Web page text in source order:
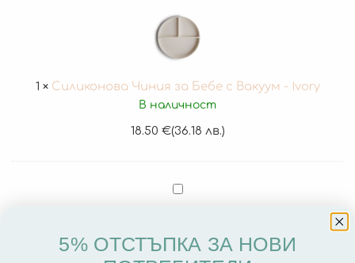
Бебе
с
Вакуум
-
1 × Силиконова Чиния за Бебе с Вакуум - Ivory
В наличност
18.50 €(36.18 лв.)
Силиконова
Бебе
5% ОТСТЪПКА ЗА НОВИ